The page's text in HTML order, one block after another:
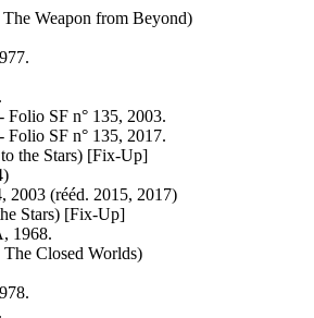
Weapon from Beyond)
Folio SF n° 135, 2003.
Folio SF n° 135, 2017.
the Stars) [Fix-Up]
2003 (rééd. 2015, 2017)
Stars) [Fix-Up]
1968.
The Closed Worlds)